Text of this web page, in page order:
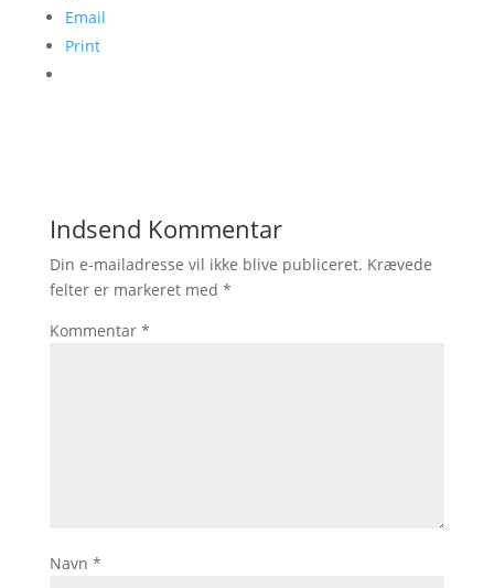
Email
Print
Indsend Kommentar
Din e-mailadresse vil ikke blive publiceret. Krævede
felter er markeret med *
Kommentar *
Navn *